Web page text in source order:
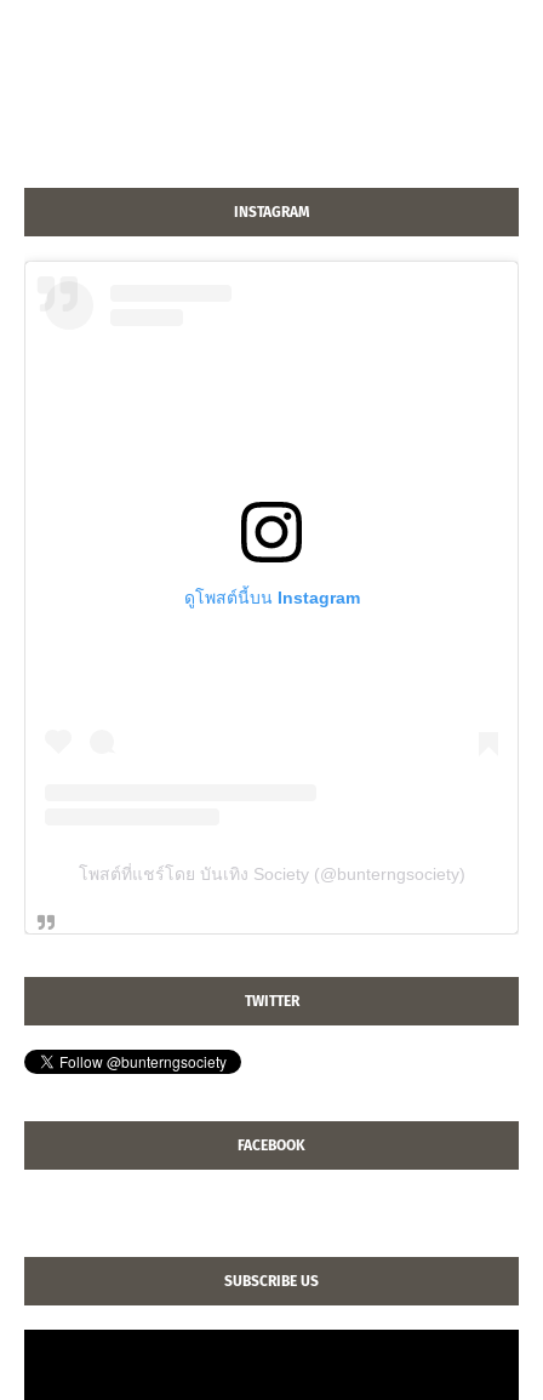
INSTAGRAM
ดูโพสต์นี้บน Instagram
โพสต์ที่แชร์โดย บันเทิง Society (@bunterngsociety)
TWITTER
FACEBOOK
SUBSCRIBE US